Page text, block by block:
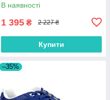
В наявності
1 395 ₴ 2 227 ₴
Купити
–35%